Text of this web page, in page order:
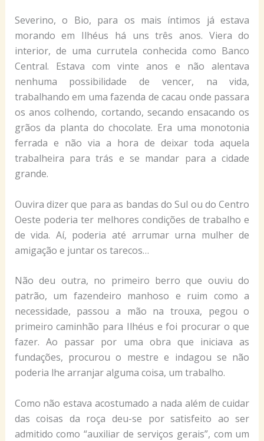
Severino, o Bio, para os mais íntimos já estava
morando em Ilhéus há uns três anos. Viera do
interior, de uma currutela conhecida como Banco
Central. Estava com vinte anos e não alentava
nenhuma possibilidade de vencer, na vida,
trabalhando em uma fazenda de cacau onde passara
os anos colhendo, cortando, secando ensacando os
grãos da planta do chocolate. Era uma monotonia
ferrada e não via a hora de deixar toda aquela
trabalheira para trás e se mandar para a cidade
grande.
Ouvira dizer que para as bandas do Sul ou do Centro
Oeste poderia ter melhores condições de trabalho e
de vida. Aí, poderia até arrumar urna mulher de
amigação e juntar os tarecos…
Não deu outra, no primeiro berro que ouviu do
patrão, um fazendeiro manhoso e ruim como a
necessidade, passou a mão na trouxa, pegou o
primeiro caminhão para Ilhéus e foi procurar o que
fazer. Ao passar por uma obra que iniciava as
fundações, procurou o mestre e indagou se não
poderia lhe arranjar alguma coisa, um trabalho.
Como não estava acostumado a nada além de cuidar
das coisas da roça deu-se por satisfeito ao ser
admitido como “auxiliar de serviços gerais”, com um